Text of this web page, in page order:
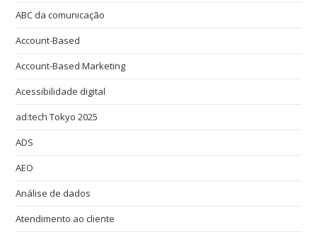
ABC da comunicação
Account-Based
Account-Based Marketing
Acessibilidade digital
ad:tech Tokyo 2025
ADS
AEO
Análise de dados
Atendimento ao cliente